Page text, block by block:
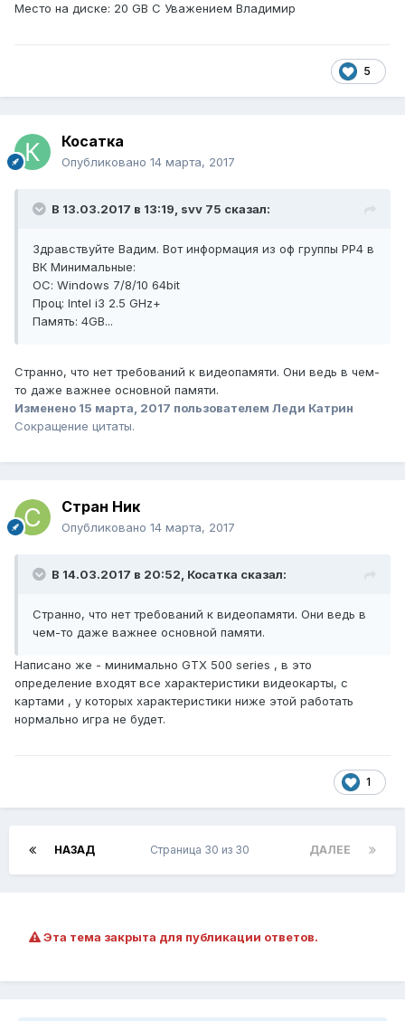
Место на диске: 20 GB С Уважением Владимир
5
Косатка
Опубликовано 14 марта, 2017
В 13.03.2017 в 13:19, svv 75 сказал:
Здравствуйте Вадим. Вот информация из оф группы РР4 в
ВК Минимальные:
ОС: Windows 7/8/10 64bit
Проц: Intel i3 2.5 GHz+
Память: 4GB...
Странно, что нет требований к видеопамяти. Они ведь в чем-
то даже важнее основной памяти.
Изменено 15 марта, 2017 пользователем Леди Катрин
Сокращение цитаты.
Стран Ник
Опубликовано 14 марта, 2017
В 14.03.2017 в 20:52, Косатка сказал:
Странно, что нет требований к видеопамяти. Они ведь в
чем-то даже важнее основной памяти.
Написано же - минимально GTX 500 series , в это
определение входят все характеристики видеокарты, с
картами , у которых характеристики ниже этой работать
нормально игра не будет.
1
НАЗАД ДАЛЕЕ
Страница 30 из 30
Эта тема закрыта для публикации ответов.